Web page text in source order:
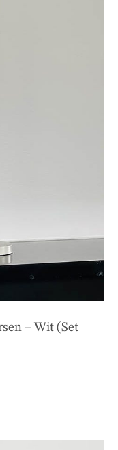
– Wit (Set